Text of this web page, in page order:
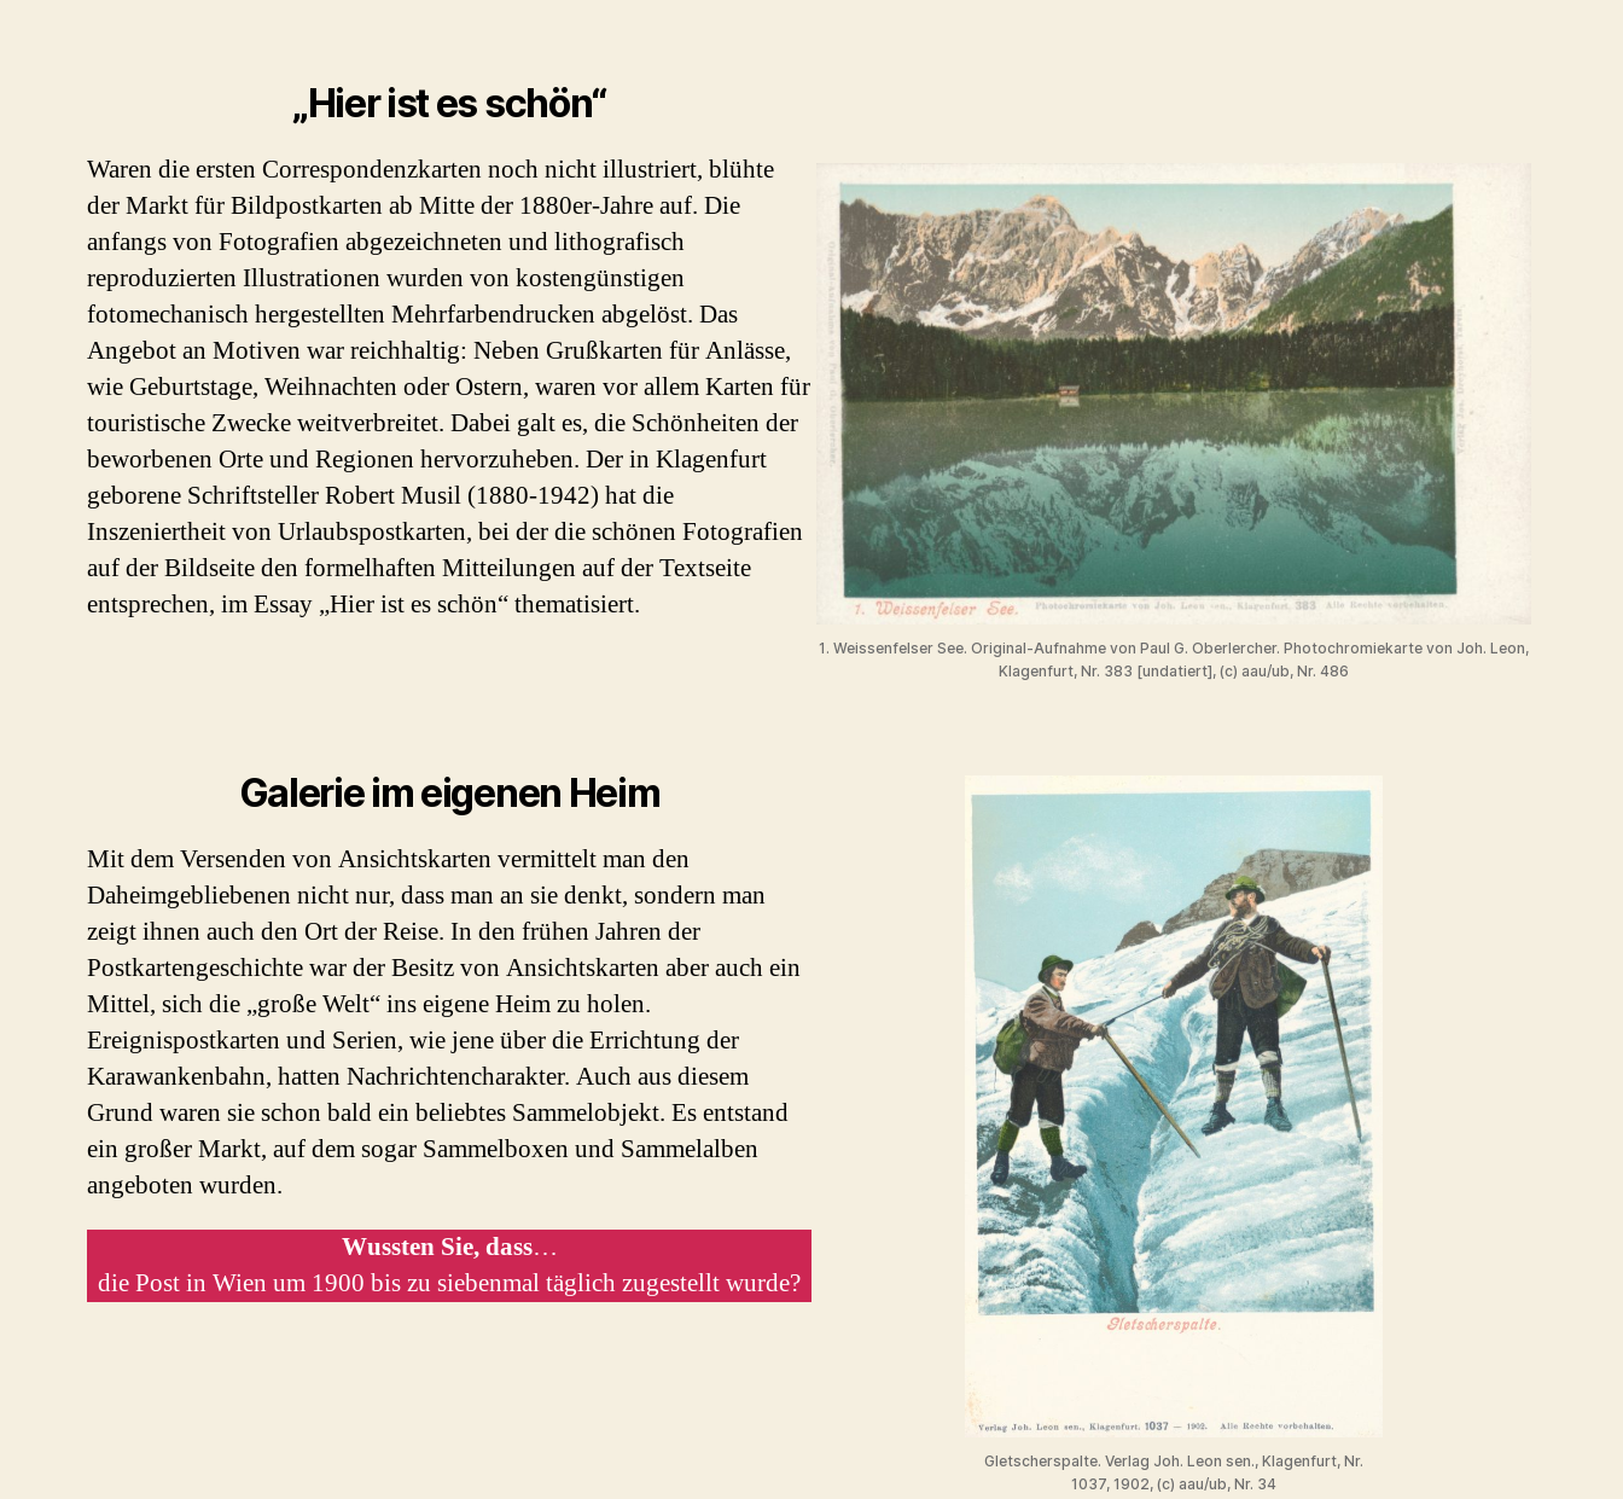
„Hier ist es schön“
Waren die ersten Correspondenzkarten noch nicht illustriert, blühte
der Markt für Bildpostkarten ab Mitte der 1880er-Jahre auf. Die
anfangs von Fotografien abgezeichneten und lithografisch
reproduzierten Illustrationen wurden von kostengünstigen
fotomechanisch hergestellten Mehrfarbendrucken abgelöst. Das
Angebot an Motiven war reichhaltig: Neben Grußkarten für Anlässe,
wie Geburtstage, Weihnachten oder Ostern, waren vor allem Karten für
touristische Zwecke weitverbreitet. Dabei galt es, die Schönheiten der
beworbenen Orte und Regionen hervorzuheben. Der in Klagenfurt
geborene Schriftsteller Robert Musil (1880-1942) hat die
Inszeniertheit von Urlaubspostkarten, bei der die schönen Fotografien
auf der Bildseite den formelhaften Mitteilungen auf der Textseite
entsprechen, im Essay „Hier ist es schön“ thematisiert.
1. Weissenfelser See. Original-Aufnahme von Paul G. Oberlercher. Photochromiekarte von Joh. Leon,
Klagenfurt, Nr. 383 [undatiert], (c) aau/ub, Nr. 486
Galerie im eigenen Heim
Mit dem Versenden von Ansichtskarten vermittelt man den
Daheimgebliebenen nicht nur, dass man an sie denkt, sondern man
zeigt ihnen auch den Ort der Reise. In den frühen Jahren der
Postkartengeschichte war der Besitz von Ansichtskarten aber auch ein
Mittel, sich die „große Welt“ ins eigene Heim zu holen.
Ereignispostkarten und Serien, wie jene über die Errichtung der
Karawankenbahn, hatten Nachrichtencharakter. Auch aus diesem
Grund waren sie schon bald ein beliebtes Sammelobjekt. Es entstand
ein großer Markt, auf dem sogar Sammelboxen und Sammelalben
angeboten wurden.
Wussten Sie, dass…
die Post in Wien um 1900 bis zu siebenmal täglich zugestellt wurde?
Gletscherspalte. Verlag Joh. Leon sen., Klagenfurt, Nr.
1037, 1902, (c) aau/ub, Nr. 34